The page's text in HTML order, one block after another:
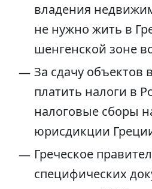
владения
не нужно жить в
шенгенской зоне
За сдачу объектов
платить налоги в
налоговые сборы
юрисдикции
Греческое
специфических